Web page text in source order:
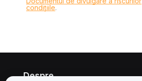
condițiile.
Despre